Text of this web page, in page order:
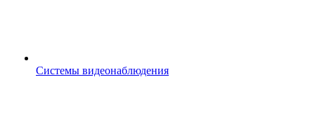
Системы видеонаблюдения